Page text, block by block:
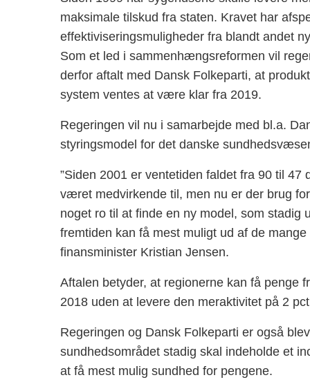
maksimale tilskud fra staten. Kravet har
effektiviseringsmuligheder fra blandt andet
Som et led i sammenhængs­reformen vil
derfor aftalt med Dansk Folkeparti, at
system ventes at være klar fra 2019.
Regeringen vil nu i samarbejde med bl.a.
styringsmodel for det danske
”Siden 2001 er ventetiden faldet fra 90 til
været medvirkende til, men nu er der brug
noget ro til at finde en ny model, som stadig
fremtiden kan få mest muligt ud af de
finansminister Kristian Jensen.
Aftalen betyder, at regionerne kan få penge
2018 uden at levere den meraktivitet på 2
Regeringen og Dansk Folkeparti er også
sundhedsområdet stadig skal indeholde et
at få mest mulig sundhed for pengene.